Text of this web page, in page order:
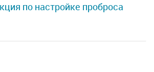
по настройке проброса